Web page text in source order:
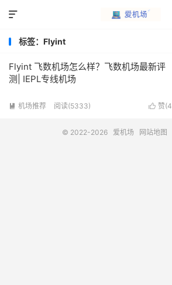

标签：Flyint
Flyint 飞数机场怎么样？飞数机场最新评
测| IEPL专线机场
 赞(4
 机场推荐 阅读(5333)
© 2022-2026 爱机场 网站地图